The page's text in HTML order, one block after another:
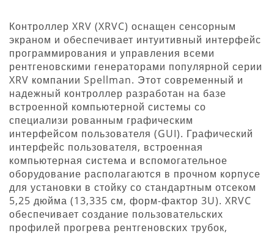
Контроллер XRV (XRVC) оснащен сенсорным
экраном и обеспечивает интуитивный интерфейс
программирования и управления всеми
рентгеновскими генераторами популярной серии
XRV компании Spellman. Этот современный и
надежный контроллер разработан на базе
встроенной компьютерной системы со
специализи рованным графическим
интерфейсом пользователя (GUI). Графический
интерфейс пользователя, встроенная
компьютерная система и вспомогательное
оборудование располагаются в прочном корпусе
для установки в стойку со стандартным отсеком
5,25 дюйма (13,335 см, форм-фактор 3U). XRVC
обеспечивает создание пользовательских
профилей прогрева рентгеновских трубок,